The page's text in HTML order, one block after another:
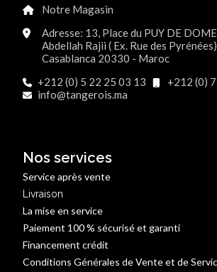
Notre Magasin
Adresse: 13, Place du PUY DE
Abdellah Rajii ( Ex. Rue des
Casablanca 20330 - Maroc
+212 (0) 5 22 25 03 13
+212 (0)
info@tangerois.ma
Nos services
Service après vente
Livraison
La mise en service
Paiement 100 % sécurisé et garanti
Financement crédit
Conditions Générales de Vente et de